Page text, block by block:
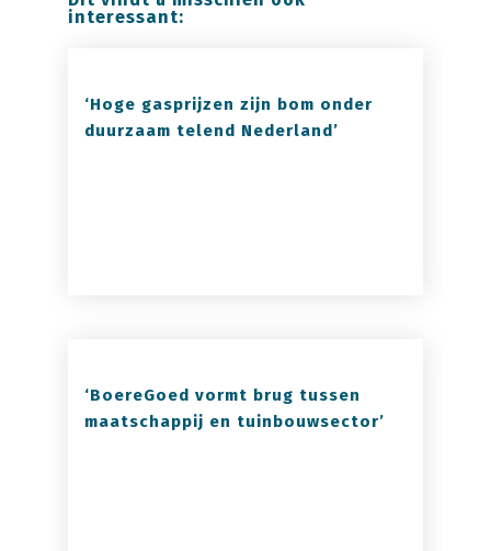
interessant:
‘Hoge gasprijzen zijn bom onder
duurzaam telend Nederland’
‘BoereGoed vormt brug tussen
maatschappij en tuinbouwsector’